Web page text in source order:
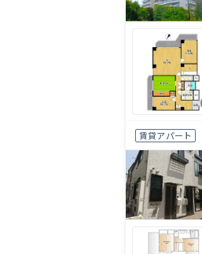
賃貸アパート